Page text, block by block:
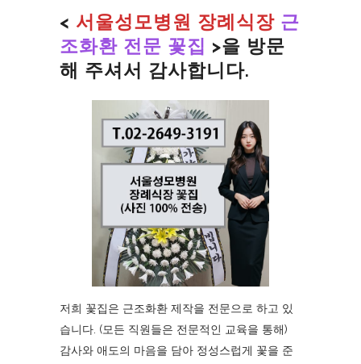
< 서울성모병원 장례식장 근
조화환 전문 꽃집 >을 방문
해 주셔서 감사합니다.
저희 꽃집은 근조화환 제작을 전문으로 하고 있
습니다. (모든 직원들은 전문적인 교육을 통해)
감사와 애도의 마음을 담아 정성스럽게 꽃을 준